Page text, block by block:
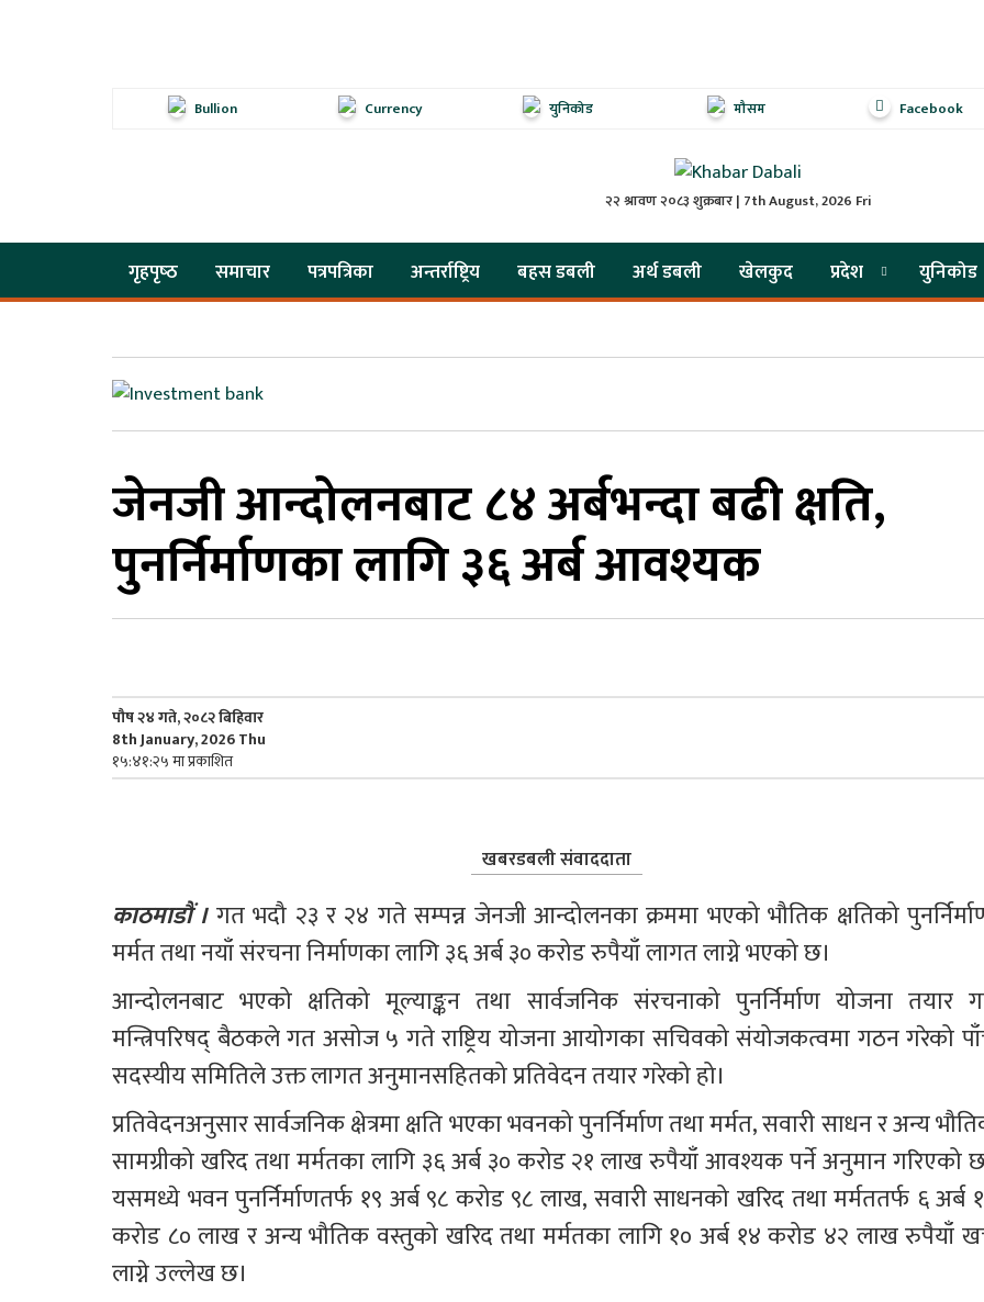
Bullion Currency युनिकोड मौसम Facebook
२२ श्रावण २०८३ शुक्रबार | 7th August, 2026 Fri
गृहपृष्‍ठ समाचार पत्रपत्रिका अन्तर्राष्ट्रिय बहस डबली अर्थ डबली खेलकुद प्रदेश युनिकोड
जेनजी आन्दोलनबाट ८४ अर्बभन्दा बढी क्षति,
पुनर्निर्माणका लागि ३६ अर्ब आवश्यक
पौष २४ गते, २०८२ बिहिवार
8th January, 2026 Thu
१५:४१:२५ मा प्रकाशित
खबरडबली संवाददाता
काठमाडौं । गत भदौ २३ र २४ गते सम्पन्न जेनजी आन्दोलनका क्रममा भएको भौतिक क्षतिको
मर्मत तथा नयाँ संरचना निर्माणका लागि ३६ अर्ब ३० करोड रुपैयाँ लागत लाग्ने भएको छ।
आन्दोलनबाट भएको क्षतिको मूल्याङ्कन तथा सार्वजनिक संरचनाको पुनर्निर्माण योजना तयार
मन्त्रिपरिषद् बैठकले गत असोज ५ गते राष्ट्रिय योजना आयोगका सचिवको संयोजकत्वमा गठन गरेको
सदस्यीय समितिले उक्त लागत अनुमानसहितको प्रतिवेदन तयार गरेको हो।
प्रतिवेदनअनुसार सार्वजनिक क्षेत्रमा क्षति भएका भवनको पुनर्निर्माण तथा मर्मत, सवारी साधन र अन्य
सामग्रीको खरिद तथा मर्मतका लागि ३६ अर्ब ३० करोड २१ लाख रुपैयाँ आवश्यक पर्ने अनुमान गरिएको
यसमध्ये भवन पुनर्निर्माणतर्फ १९ अर्ब ९८ करोड ९८ लाख, सवारी साधनको खरिद तथा मर्मततर्फ ६ अर्ब
करोड ८० लाख र अन्य भौतिक वस्तुको खरिद तथा मर्मतका लागि १० अर्ब १४ करोड ४२ लाख रुपैयाँ
लाग्ने उल्लेख छ।